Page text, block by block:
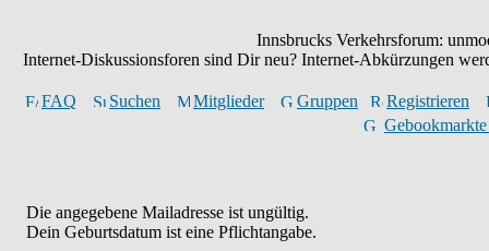
Innsbrucks Verkehrsforum:
Internet-Diskussionsforen sind Dir neu? Internet-Abkürzungen
FAQ Suchen Mitglieder Gruppen
Registrieren
Die angegebene Mailadresse ist ungültig.
Dein Geburtsdatum ist eine Pflichtangabe.